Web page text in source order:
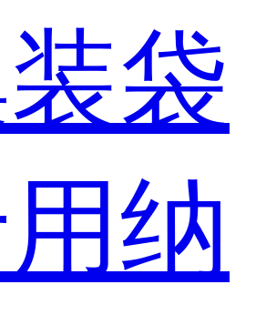
袋
纳